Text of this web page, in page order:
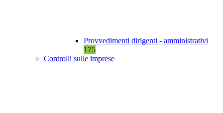
Provvedimenti dirigenti - amministrativi
175
Controlli sulle imprese